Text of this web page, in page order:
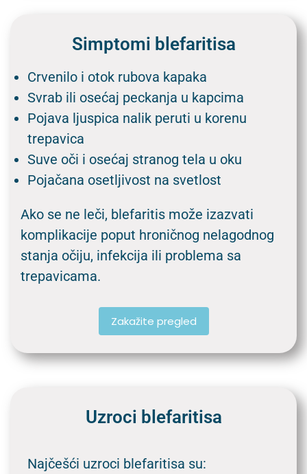
Simptomi blefaritisa
Crvenilo i otok rubova kapaka
Svrab ili osećaj peckanja u kapcima
Pojava ljuspica nalik peruti u korenu
trepavica
Suve oči i osećaj stranog tela u oku
Pojačana osetljivost na svetlost
Ako se ne leči, blefaritis može izazvati
komplikacije poput hroničnog nelagodnog
stanja očiju, infekcija ili problema sa
trepavicama.
Zakažite pregled
Uzroci blefaritisa
Najčešći uzroci blefaritisa su: